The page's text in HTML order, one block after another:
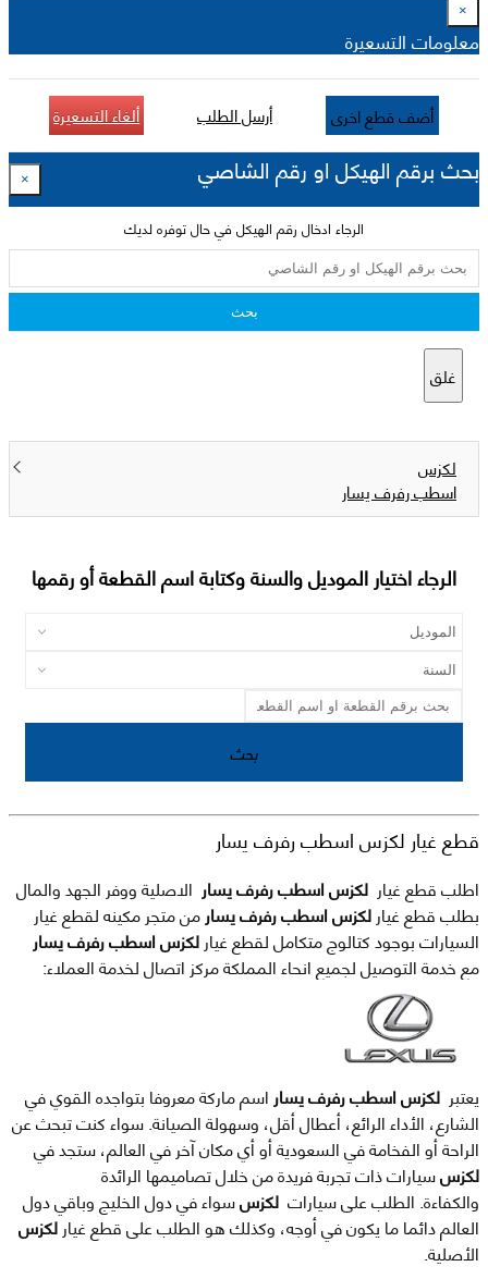
×
معلومات التسعيرة
أضف قطع اخرى أرسل الطلب ألغاء التسعيرة
بحث برقم الهيكل او رقم الشاصي ×
الرجاء ادخال رقم الهيكل في حال توفره لديك
بحث
غلق
لكزس
اسطب رفرف يسار
الرجاء اختيار الموديل والسنة وكتابة اسم القطعة أو رقمها
بحث
قطع غيار لكزس اسطب رفرف يسار
اطلب قطع غيار
الاصلية ووفر الجهد والمال
بطلب قطع غيار
لكزس اسطب رفرف يسار من متجر مكينه لقطع غيار
السيارات بوجود كتالوج متكامل لقطع غيار لكزس اسطب رفرف يسار
مع خدمة التوصيل لجميع انحاء المملكة مركز اتصال لخدمة العملاء:
يعتبر لكزس اسطب رفرف يسار اسم ماركة معروفا بتواجده القوي في
الشارع، الأداء الرائع، أعطال أقل، وسهولة الصيانة. سواء كنت تبحث عن
الراحة أو الفخامة في السعودية أو أي مكان آخر في العالم، ستجد في
لكزسسيارات ذات تجربة فريدة من خلال تصاميمها الرائدة
والكفاءة. الطلب على سيارات لكزسسواء في دول الخليج وباقي دول
العالم دائما ما يكون في أوجه، وكذلك هو الطلب على قطع غيارلكزس
الأصلية.